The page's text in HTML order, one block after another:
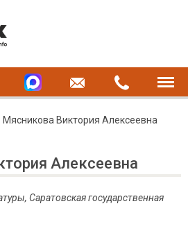
Мясникова Виктория Алексеевна
Алексеевна
Саратовская государственная